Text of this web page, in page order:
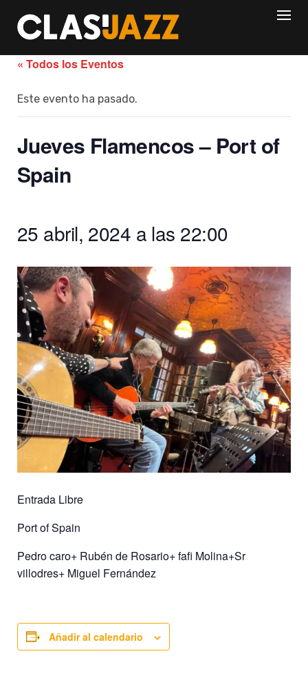
content
« Todos los Eventos
Este evento ha pasado.
Jueves Flamencos – Port of
Spain
25 abril, 2024 a las 22:00
Entrada Libre
Port of Spain
Pedro caro+ Rubén de Rosario+ fafi Molina+Sr
villodres+ Miguel Fernández
Añadir al calendario